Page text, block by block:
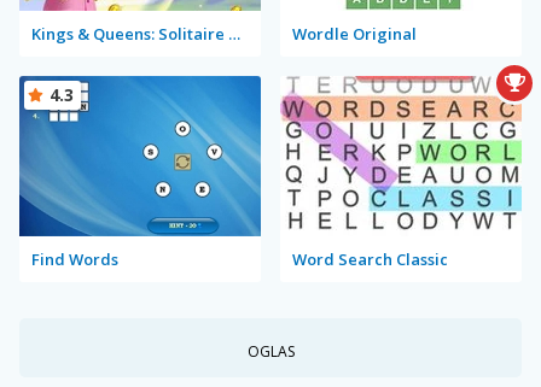
Kings & Queens: Solitaire Tripeaks Wordle Original
Find Words
4.3
Word Search Classic
OGLAS